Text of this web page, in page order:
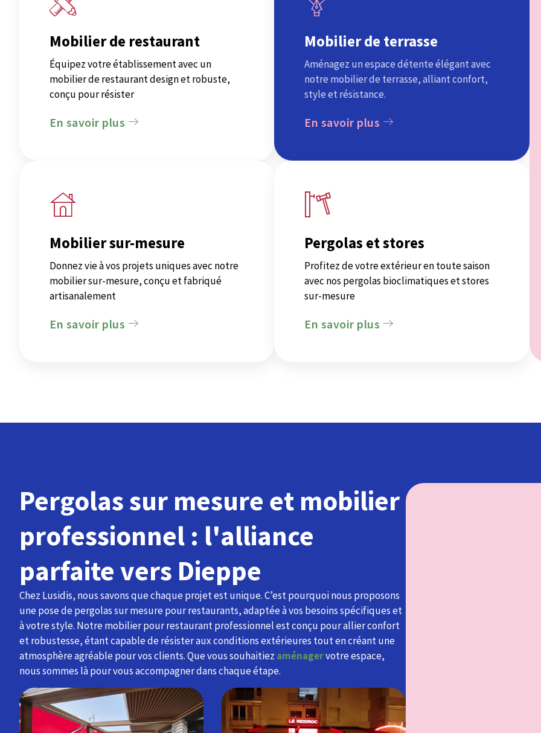
Mobilier de restaurant
Équipez votre établissement avec un
mobilier de restaurant design et robuste,
conçu pour résister
En savoir plus
Mobilier de terrasse
Aménagez un espace détente élégant avec
notre mobilier de terrasse, alliant confort,
style et résistance.
En savoir plus
Mobilier sur-mesure
Donnez vie à vos projets uniques avec notre
mobilier sur-mesure, conçu et fabriqué
artisanalement
En savoir plus
Pergolas et stores
Profitez de votre extérieur en toute saison
avec nos pergolas bioclimatiques et stores
sur-mesure
En savoir plus
Pergolas sur mesure et mobilier
professionnel : l'alliance
parfaite vers Dieppe
Chez Lusidis, nous savons que chaque projet est unique. C’est pourquoi nous proposons
une pose de pergolas sur mesure pour restaurants, adaptée à vos besoins spécifiques et
à votre style. Notre mobilier pour restaurant professionnel est conçu pour allier confort
et robustesse, étant capable de résister aux conditions extérieures tout en créant une
atmosphère agréable pour vos clients. Que vous souhaitiez aménagervotre espace,
nous sommes là pour vous accompagner dans chaque étape.